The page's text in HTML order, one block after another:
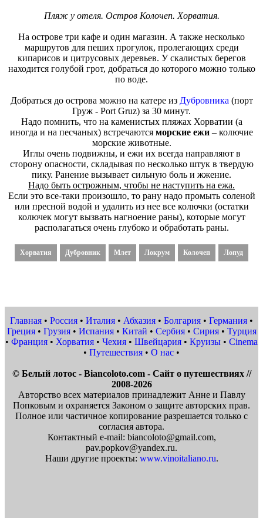
Пляж у отеля. Остров Колочеп. Хорватия.
На острове три кафе и один магазин. А также несколько
маршрутов для пеших прогулок, пролегающих среди
кипарисов и цитрусовых деревьев. У скалистых берегов
находится голубой грот, добраться до которого можно только
по воде.
Добраться до острова можно на катере из Дубровника (порт
Груж - Port Gruz) за 30 минут.
Надо помнить, что на каменистых пляжах Хорватии (а
иногда и на песчаных) встречаются морские ежи – колючие
морские животные.
Иглы очень подвижны, и ежи их всегда направляют в
сторону опасности, складывая по несколько штук в твердую
пику. Ранение вызывает сильную боль и жжение.
Надо быть острожным, чтобы не наступить на ежа.
Если это все-таки произошло, то рану надо промыть соленой
или пресной водой и удалить из нее все колючки (остатки
колючек могут вызвать нагноение раны), которые могут
располагаться очень глубоко и обработать раны.
Хорватия Дубровник Млет Локрум Колочеп Лопуд
Главная • Россия • Италия • Абхазия • Болгария • Германия •
Греция• Грузия• Испания• Китай • Сербия• Сирия• Турция
• Франция • Хорватия • Чехия • Швейцария • Круизы • Cinema
• Путешествия • О нас •
© Белый лотос - Biancoloto.com - Сайт о путешествиях //
2008-2026
Авторство всех материалов принадлежит Анне и Павлу
Попковым и охраняется Законом о защите авторских прав.
Полное или частичное копирование разрешается только с
согласия автора.
Контактный e-mail: biancoloto@gmail.com,
pav.popkov@yandex.ru.
Наши другие проекты: www.vinoitaliano.ru.